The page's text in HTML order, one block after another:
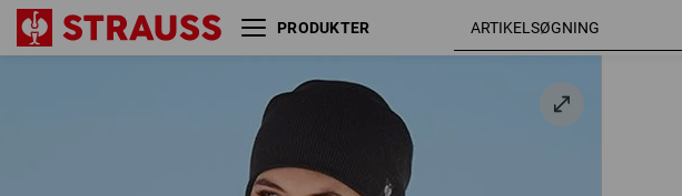
PRODUKTER
Hybrid hættefleecejakke tie-
XS